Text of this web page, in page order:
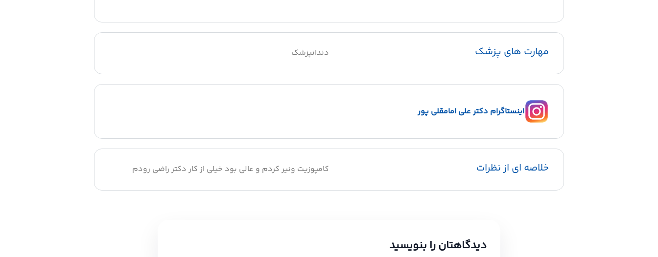
مهارت های پزشک دندانپزشک
اینستاگرام دکتر علی امامقلی پور
خلاصه ای از نظرات کامپوزیت ونیر کردم و عالی بود خیلی از کار دکتر راضی رودم
دیدگاهتان را بنویسید